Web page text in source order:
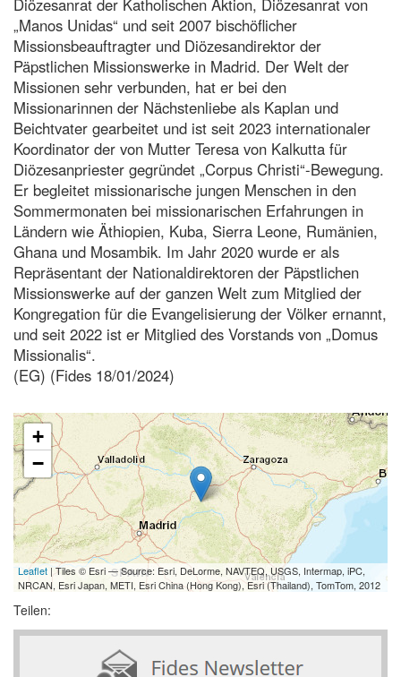
„Manos Unidas“ und seit 2007 bischöflicher
Missionsbeauftragter und Diözesandirektor der
Päpstlichen Missionswerke in Madrid. Der Welt der
Missionen sehr verbunden, hat er bei den
Missionarinnen der Nächstenliebe als Kaplan und
Beichtvater gearbeitet und ist seit 2023 internationaler
Koordinator der von Mutter Teresa von Kalkutta für
Diözesanpriester gegründet „Corpus Christi“-Bewegung.
Er begleitet missionarische jungen Menschen in den
Sommermonaten bei missionarischen Erfahrungen in
Ländern wie Äthiopien, Kuba, Sierra Leone, Rumänien,
Ghana und Mosambik. Im Jahr 2020 wurde er als
Repräsentant der Nationaldirektoren der Päpstlichen
Missionswerke auf der ganzen Welt zum Mitglied der
Kongregation für die Evangelisierung der Völker ernannt,
und seit 2022 ist er Mitglied des Vorstands von „Domus
Missionalis“.
(EG) (Fides 18/01/2024)
+
−
Leaflet | Tiles © Esri — Source: Esri, DeLorme, NAVTEQ, USGS, Intermap, iPC,
NRCAN, Esri Japan, METI, Esri China (Hong Kong), Esri (Thailand), TomTom, 2012
Teilen: